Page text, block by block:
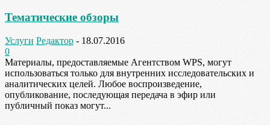
Тематические обзоры
Услуги Редактор - 18.07.2016
0
Материалы, предоставляемые Агентством WPS, могут
использоваться только для внутренних исследовательских и
аналитических целей. Любое воспроизведение,
опубликование, последующая передача в эфир или
публичный показ могут...